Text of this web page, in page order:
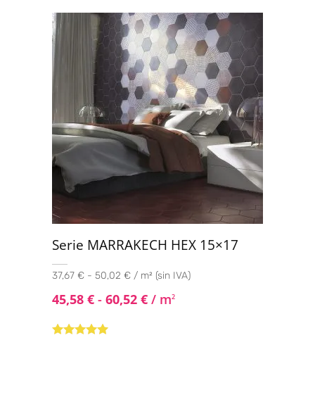
Serie MARRAKECH HEX 15×17
37,67 € - 50,02 € / m² (sin IVA)
45,58 € - 60,52 € / m2